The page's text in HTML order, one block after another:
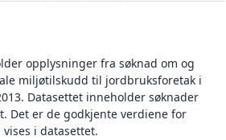
opplysninger fra søknad om og
miljøtilskudd til jordbruksforetak i
Datasettet inneholder søknader
Det er de godkjente verdiene for
i datasettet.